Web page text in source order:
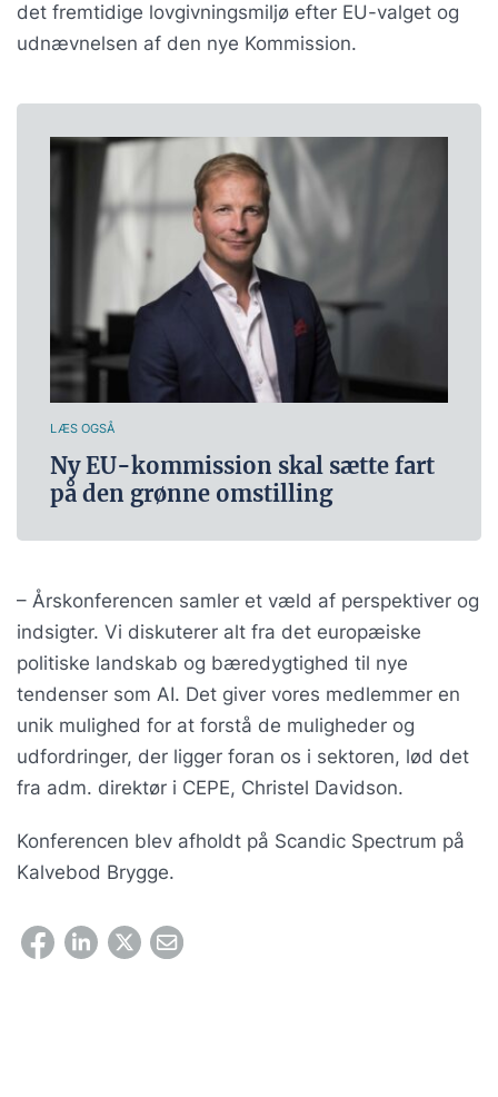
det fremtidige lovgivningsmiljø efter EU-valget og
udnævnelsen af den nye Kommission.
LÆS OGSÅ
Ny EU-kommission skal sætte fart
på den grønne omstilling
– Årskonferencen samler et væld af perspektiver og
indsigter. Vi diskuterer alt fra det europæiske
politiske landskab og bæredygtighed til nye
tendenser som AI. Det giver vores medlemmer en
unik mulighed for at forstå de muligheder og
udfordringer, der ligger foran os i sektoren, lød det
fra adm. direktør i CEPE, Christel Davidson.
Konferencen blev afholdt på Scandic Spectrum på
Kalvebod Brygge.